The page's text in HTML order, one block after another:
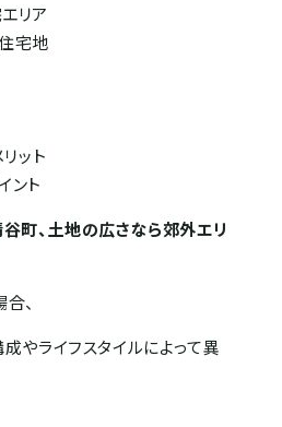
リア
宅地
ット
ント
町、土地の広さなら郊外エリ
、
やライフスタイルによって異